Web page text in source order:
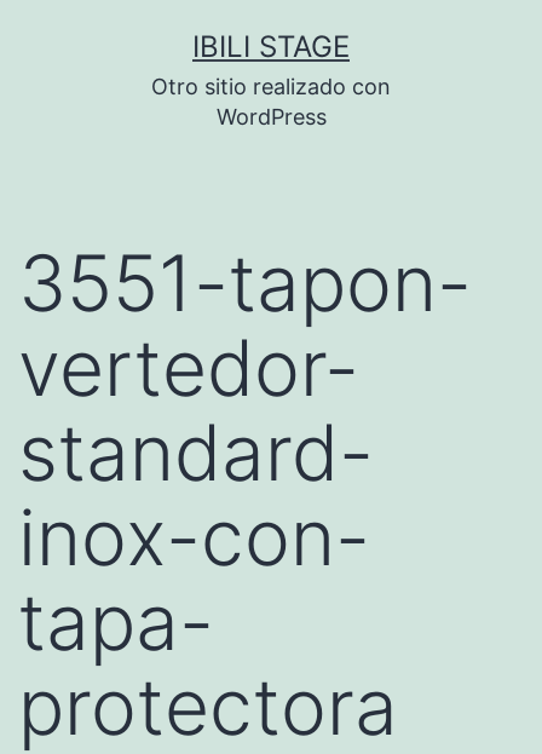
IBILI STAGE
Otro sitio realizado con
WordPress
3551-tapon-
vertedor-
standard-
inox-con-
tapa-
protectora